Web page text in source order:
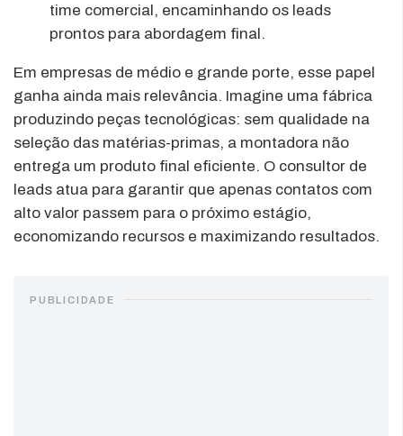
time comercial, encaminhando os leads
prontos para abordagem final.
Em empresas de médio e grande porte, esse papel
ganha ainda mais relevância. Imagine uma fábrica
produzindo peças tecnológicas: sem qualidade na
seleção das matérias-primas, a montadora não
entrega um produto final eficiente. O consultor de
leads atua para garantir que apenas contatos com
alto valor passem para o próximo estágio,
economizando recursos e maximizando resultados.
PUBLICIDADE